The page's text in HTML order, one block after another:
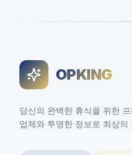
OPKING
당신의 완벽한 휴식을 위한
업체와 투명한 정보로 최상의